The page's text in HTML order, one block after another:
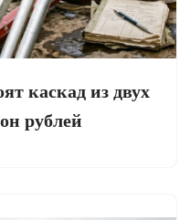
каскад из двух
рублей